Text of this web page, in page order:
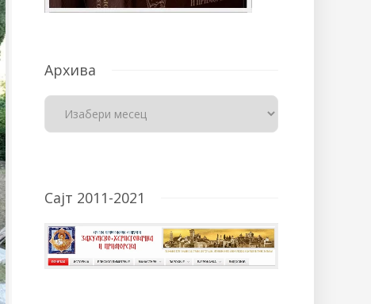
Архива
Сајт 2011-2021